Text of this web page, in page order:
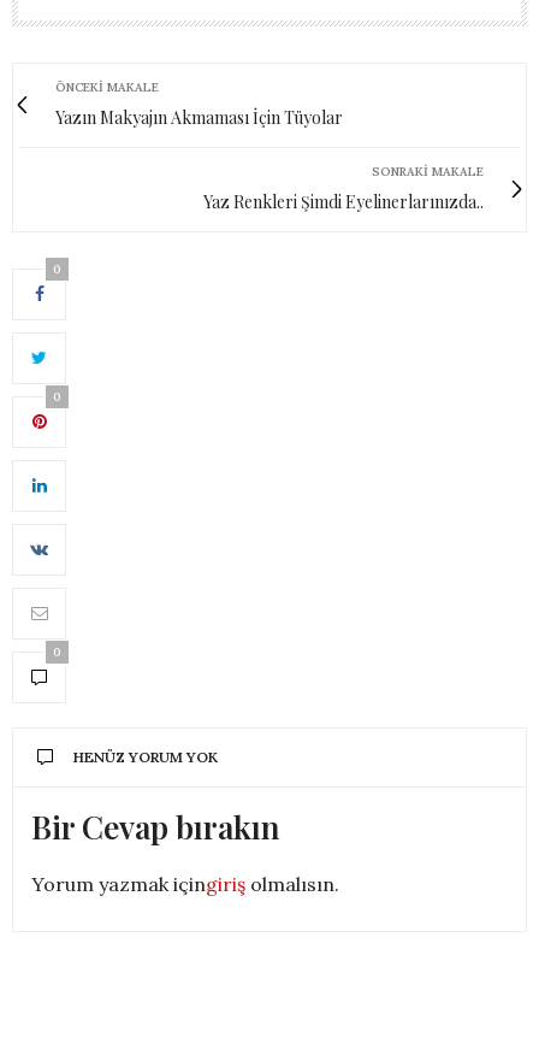
ÖNCEKI MAKALE
Yazın Makyajın Akmaması İçin Tüyolar
SONRAKI MAKALE
Yaz Renkleri Şimdi Eyelinerlarınızda..
0
0
0
HENÜZ YORUM YOK
Bir Cevap bırakın
Yorum yazmak içingiriş olmalısın.